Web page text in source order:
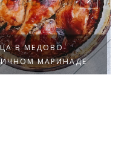
В МЕДОВО-
МАРИНАДЕ